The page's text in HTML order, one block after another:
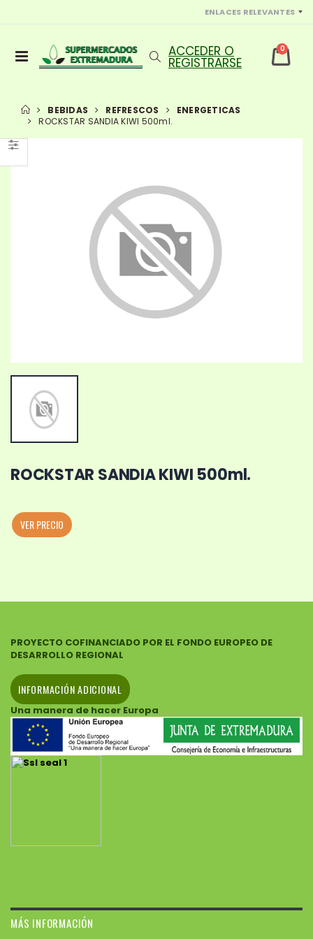
ENLACES RELEVANTES
0
BEBIDAS REFRESCOS
ENERGETICAS
ROCKSTAR SANDIA KIWI 500ml.
ROCKSTAR SANDIA KIWI 500ml.
VER PRECIO
PROYECTO COFINANCIADO POR EL FONDO EUROPEO DE
DESARROLLO REGIONAL
INFORMACIÓN ADICIONAL
Una manera de hacer Europa
MÁS INFORMACIÓN